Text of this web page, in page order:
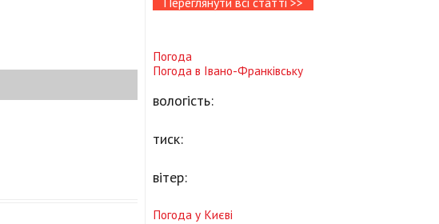
Погода
Погода в Івано-Франківську
вологість:
тиск:
вітер:
Погода у Києві